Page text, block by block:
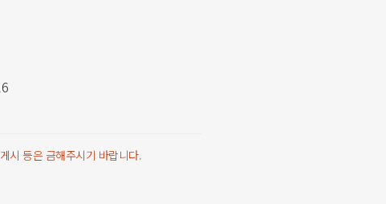
시 등은 금해주시기 바랍니다.